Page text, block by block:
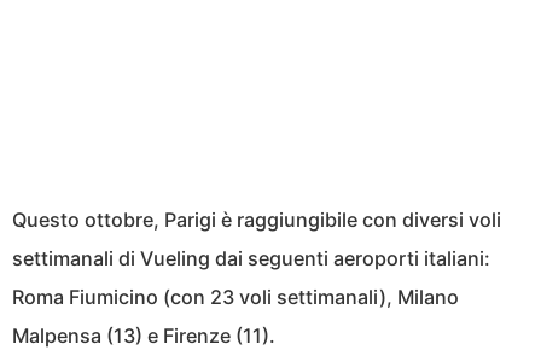
Questo ottobre, Parigi è raggiungibile con diversi voli
settimanali di Vueling dai seguenti aeroporti italiani:
Roma Fiumicino (con 23 voli settimanali), Milano
Malpensa (13) e Firenze (11).